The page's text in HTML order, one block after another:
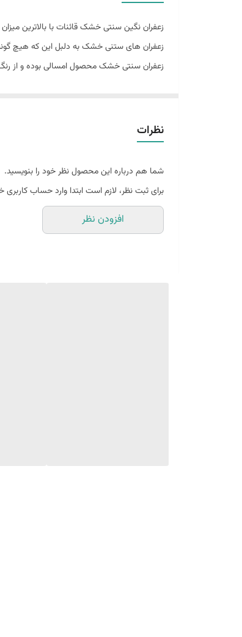
زعفران نگین سنتی خشک قائنات با بالاترین
زعفران های ستنی خشک به دلبل این که هیچ
زعفران سنتی خشک محصول امسالی بوده و از
نظرات
شما هم درباره این محصول نظر خود را بنویسید.
برای ثبت نظر، لازم است ابتدا وارد حساب
افزودن نظر